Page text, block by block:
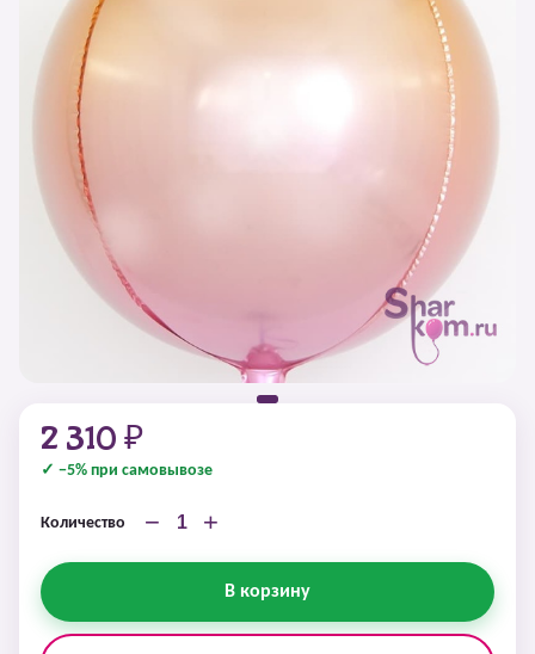
2 310 ₽
✓ −5% при самовывозе
Количество − +
В корзину